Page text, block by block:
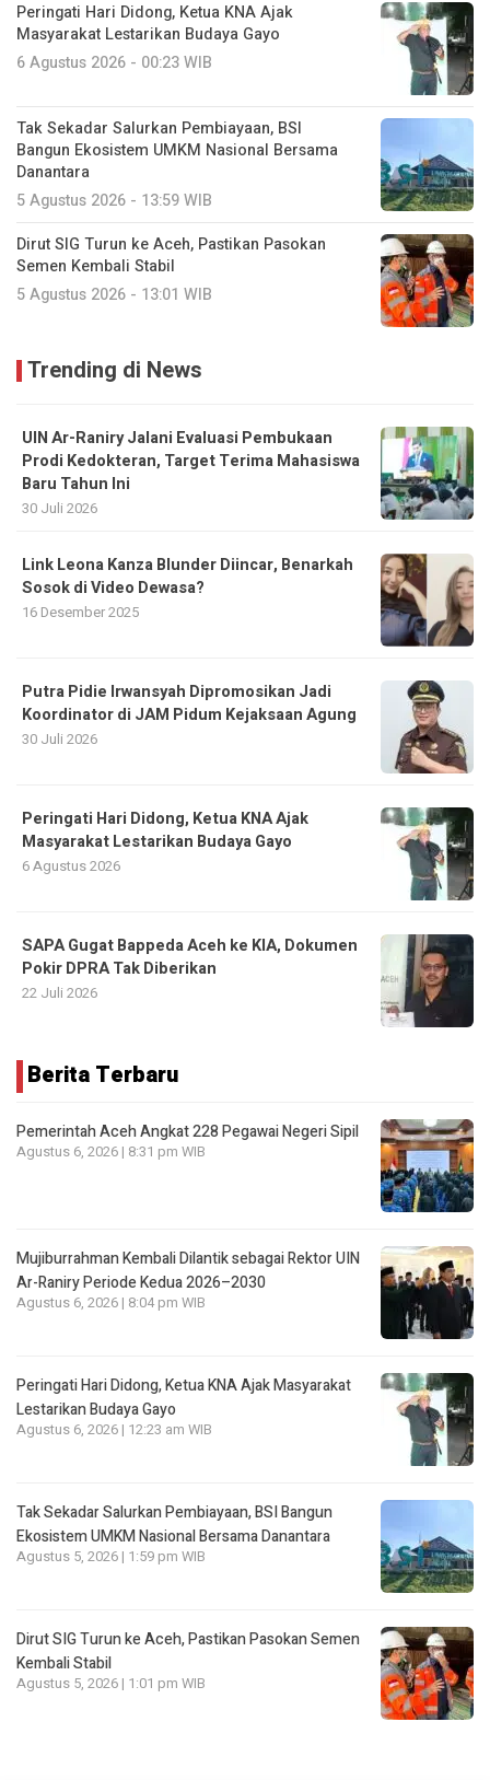
Peringati Hari Didong, Ketua KNA Ajak
Masyarakat Lestarikan Budaya Gayo
6 Agustus 2026 - 00:23 WIB
Tak Sekadar Salurkan Pembiayaan, BSI
Bangun Ekosistem UMKM Nasional Bersama
Danantara
5 Agustus 2026 - 13:59 WIB
Dirut SIG Turun ke Aceh, Pastikan Pasokan
Semen Kembali Stabil
5 Agustus 2026 - 13:01 WIB
Trending di News
UIN Ar-Raniry Jalani Evaluasi Pembukaan
Prodi Kedokteran, Target Terima Mahasiswa
Baru Tahun Ini
30 Juli 2026
Link Leona Kanza Blunder Diincar, Benarkah
Sosok di Video Dewasa?
16 Desember 2025
Putra Pidie Irwansyah Dipromosikan Jadi
Koordinator di JAM Pidum Kejaksaan Agung
30 Juli 2026
Peringati Hari Didong, Ketua KNA Ajak
Masyarakat Lestarikan Budaya Gayo
6 Agustus 2026
SAPA Gugat Bappeda Aceh ke KIA, Dokumen
Pokir DPRA Tak Diberikan
22 Juli 2026
Berita Terbaru
Pemerintah Aceh Angkat 228 Pegawai Negeri Sipil
Agustus 6, 2026 | 8:31 pm WIB
Mujiburrahman Kembali Dilantik sebagai Rektor UIN
Ar-Raniry Periode Kedua 2026–2030
Agustus 6, 2026 | 8:04 pm WIB
Peringati Hari Didong, Ketua KNA Ajak Masyarakat
Lestarikan Budaya Gayo
Agustus 6, 2026 | 12:23 am WIB
Tak Sekadar Salurkan Pembiayaan, BSI Bangun
Ekosistem UMKM Nasional Bersama Danantara
Agustus 5, 2026 | 1:59 pm WIB
Dirut SIG Turun ke Aceh, Pastikan Pasokan Semen
Kembali Stabil
Agustus 5, 2026 | 1:01 pm WIB